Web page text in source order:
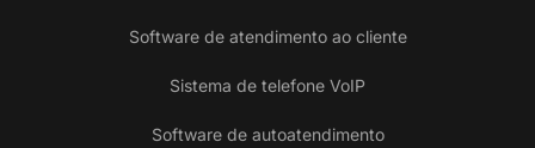
Software de atendimento ao cliente
Sistema de telefone VoIP
Software de autoatendimento